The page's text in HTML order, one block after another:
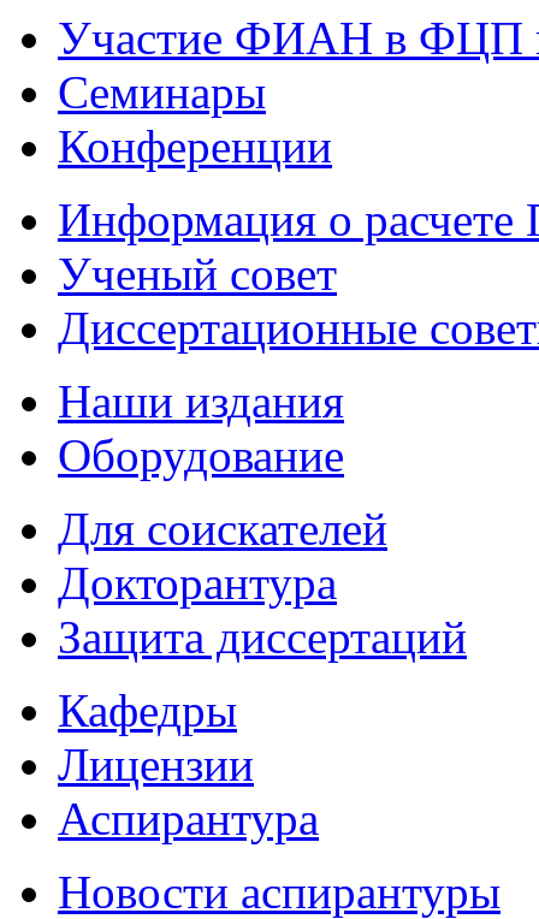
Участие ФИАН в ФЦП
Семинары
Конференции
Информация о
Ученый совет
Диссертационные
Наши издания
Оборудование
Для соискателей
Докторантура
Защита диссертаций
Кафедры
Лицензии
Аспирантура
Новости аспирантуры